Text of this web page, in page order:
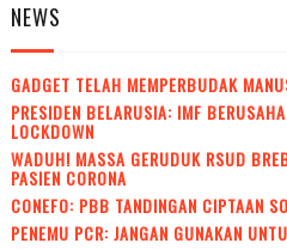
NEWS
GADGET TELAH MEMPERBUDAK
PRESIDEN BELARUSIA: IMF
LOCKDOWN
WADUH! MASSA GERUDUK RSUD
PASIEN CORONA
CONEFO: PBB TANDINGAN CIPTAAN
PENEMU PCR: JANGAN GUNAKAN